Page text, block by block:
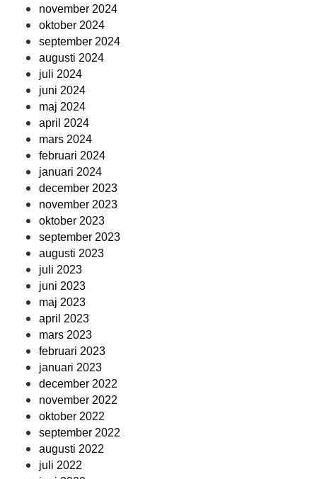
november 2024
oktober 2024
september 2024
augusti 2024
juli 2024
juni 2024
maj 2024
april 2024
mars 2024
februari 2024
januari 2024
december 2023
november 2023
oktober 2023
september 2023
augusti 2023
juli 2023
juni 2023
maj 2023
april 2023
mars 2023
februari 2023
januari 2023
december 2022
november 2022
oktober 2022
september 2022
augusti 2022
juli 2022